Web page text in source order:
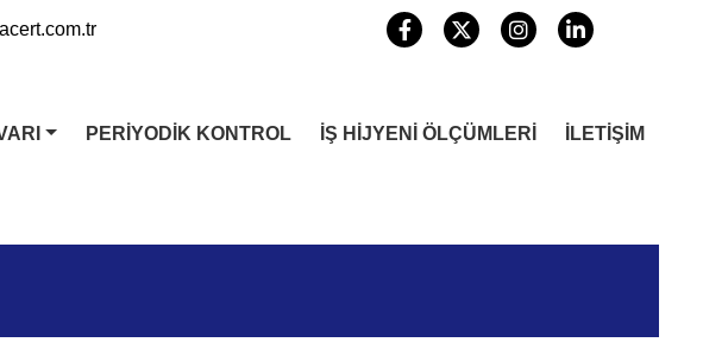
PERİYODİK KONTROL İŞ HİJYENİ ÖLÇÜMLERİ İLETİŞİM